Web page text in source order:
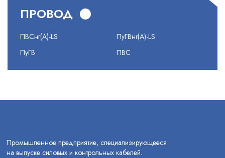
ПРОВОД
ПВСнг(А)-LS
ПуГВ
ПуГВнг(А)-LS
ПВС
Промышленное предприятие, специализирующееся
на выпуске силовых и контрольных кабелей.